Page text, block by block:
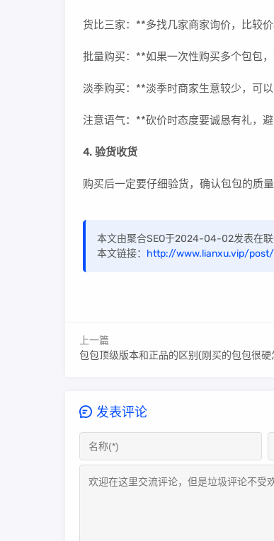
货比三家：**多找几家商家询价，比较价
批量购买：**如果一次性购买多个包包
淡季购买：**淡季时商家生意较少，可以
注意语气：**砍价时态度要诚恳有礼，避
4. 验货收货
购买后一定要仔细验货，确认包包的质
本文由聚合SEO于2024-04-02发表在联
本文链接： http://www.lianxu.vip/
上一篇
包包顶级版本和正品的区别(刚买的包包很硬
发表评论